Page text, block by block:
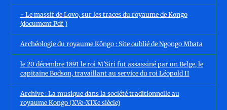
- Le massif de Lovo, sur les traces du royaume de Kongo
(document Pdf )
Archéologie du royaume Kôngo : Site oublié de Ngongo Mbata
le 20 décembre 1891 le roi M'Siri fut assassiné par un Belge, le
capitaine Bodson, travaillant au service du roi Léopold II
Archive : La musique dans la société traditionnelle au
royaume Kongo (XVe-XIXe siècle)